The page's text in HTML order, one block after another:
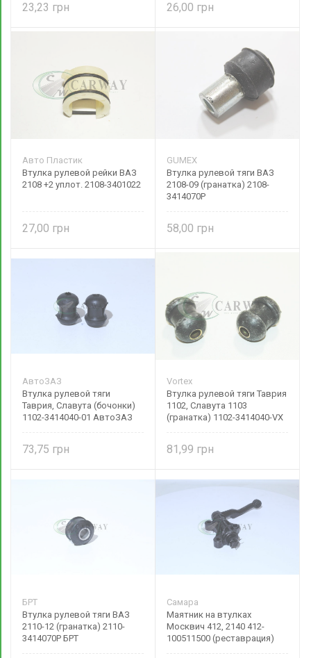
23,23 26,00
Авто Пластик
Втулка рулевой рейки ВАЗ
2108 +2 уплот. 2108-3401022
27,00
GUMEX
Втулка рулевой тяги ВАЗ
2108-09 (гранатка) 2108-
3414070Р
58,00
АвтоЗАЗ
Втулка рулевой тяги
Таврия, Славута (бочонки)
1102-3414040-01 АвтоЗАЗ
73,75
Vortex
Втулка рулевой тяги Таврия
1102, Славута 1103
(гранатка) 1102-3414040-VX
81,99
БРТ
Втулка рулевой тяги ВАЗ
2110-12 (гранатка) 2110-
3414070Р БРТ
Самара
Маятник на втулках
Москвич 412, 2140 412-
100511500 (реставрация)